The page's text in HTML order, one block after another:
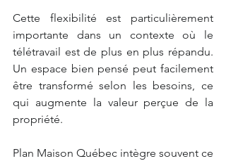
Cette flexibilité est particulièrement
importante dans un contexte où le
télétravail est de plus en plus répandu.
Un espace bien pensé peut facilement
être transformé selon les besoins, ce
qui augmente la valeur perçue de la
propriété.
Plan Maison Québec intègre souvent ce